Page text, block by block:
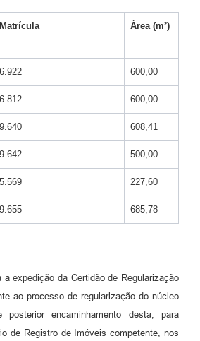
Matrícula Área (m²)
6.922 600,00
6.812 600,00
9.640 608,41
9.642 500,00
5.569 227,60
9.655 685,78
a expedição da Certidão de Regularização
ao processo de regularização do núcleo
posterior encaminhamento desta, para
de Registro de Imóveis competente, nos